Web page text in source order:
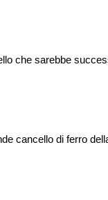
che sarebbe
cancello di ferro